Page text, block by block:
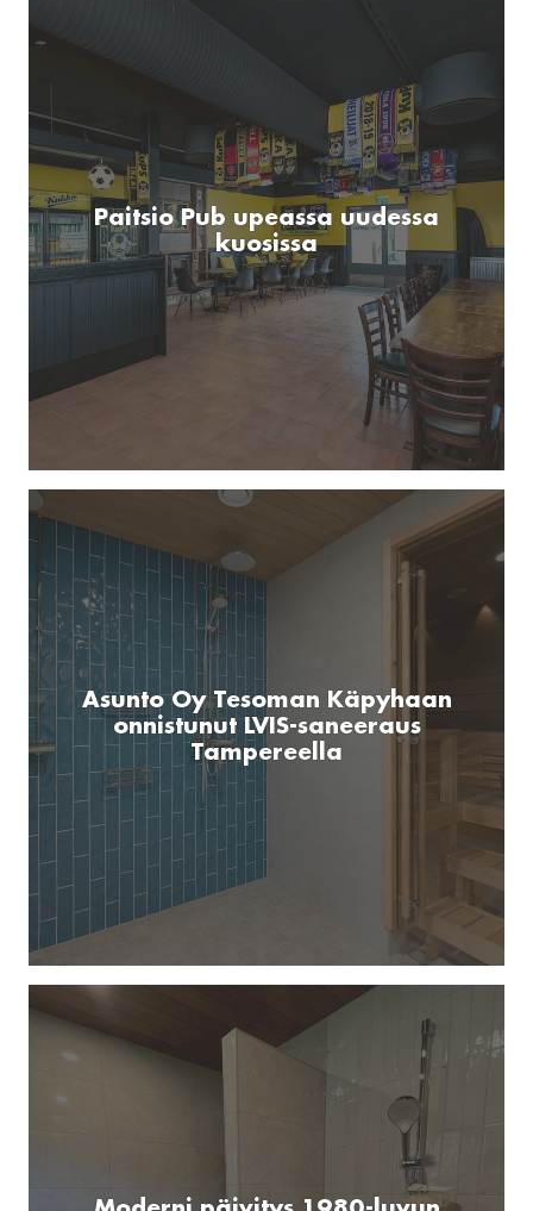
Paitsio Pub upeassa uudessa
kuosissa
Asunto Oy Tesoman Käpyhaan
onnistunut LVIS-saneeraus
Tampereella